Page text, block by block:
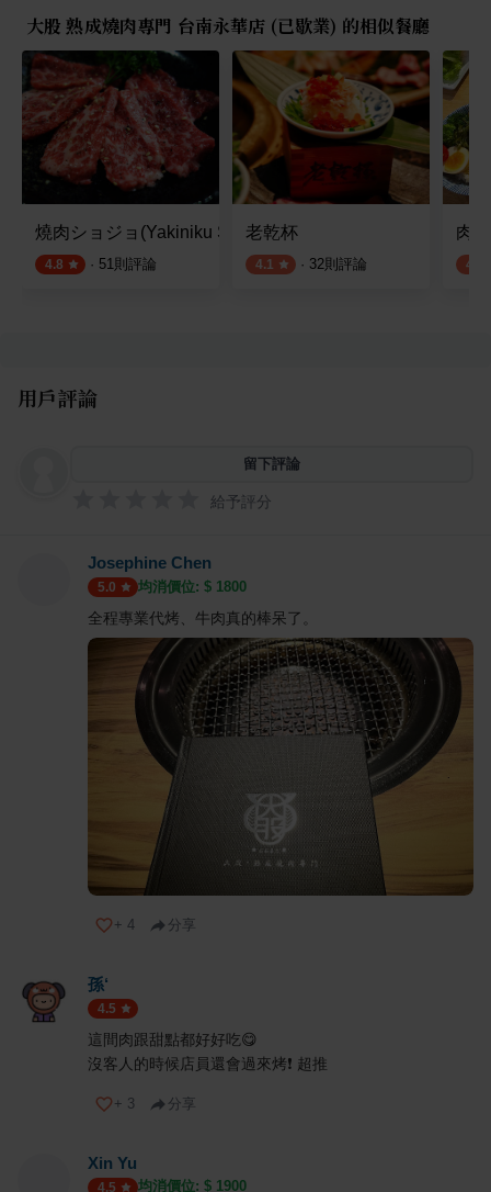
大股 熟成燒肉專門 台南永華店 (已歇業) 的相似餐廳
燒肉ショジョ(Yakiniku SHOJO)
4.8 · 51則評論
老乾杯
4.1 · 32則評論
肉
4.2
用戶評論
留下評論
給予評分
Josephine Chen
5.0 均消價位: $ 1800
全程專業代烤、牛肉真的棒呆了。
+ 4 分享
孫‘
4.5
這間肉跟甜點都好好吃😋
沒客人的時候店員還會過來烤❗️ 超推
+ 3 分享
Xin Yu
4.5 均消價位: $ 1900